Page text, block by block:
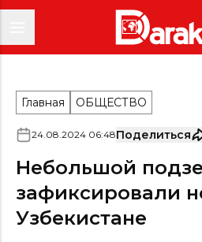
Главная ОБЩЕСТВО
24.08.2024 06:48Поделиться
Небольшой
зафиксировали
Узбекистане